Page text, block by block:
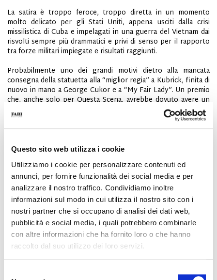
Questo sito web utilizza i cookie
Utilizziamo i cookie per personalizzare contenuti ed
annunci, per fornire funzionalità dei social media e per
analizzare il nostro traffico. Condividiamo inoltre
informazioni sul modo in cui utilizza il nostro sito con i
nostri partner che si occupano di analisi dei dati web,
pubblicità e social media, i quali potrebbero combinarle
con altre informazioni che ha fornito loro o che hanno
raccolto dal suo utilizzo dei loro servizi.
La satira è troppo feroce, troppo diretta in un momento
molto delicato per gli Stati Uniti, appena usciti dalla crisi
missilistica di Cuba e impelagati in una guerra del Vietnam dai
risvolti sempre più drammatici e privi di senso per il rapporto
tra forze militari impiegate e risultati raggiunti.
Probabilmente uno dei grandi motivi dietro alla mancata
consegna della statuetta alla “miglior regia” a Kubrick, finita di
nuovo in mano a George Cukor e a “My Fair Lady”. Un premio
che, anche solo per Questa Scena, avrebbe dovuto avere un
solo padrone.
Manco a dirlo, gli Oscar del 1965 non si sarebbero salvati